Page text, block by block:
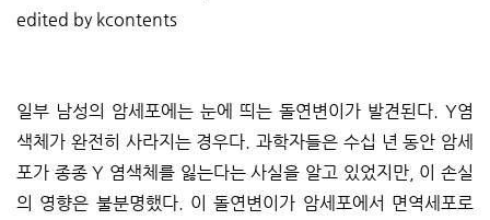
edited by kcontents
일부 남성의 암세포에는 눈에 띄는 돌연변이가 발견된다. Y염
색체가 완전히 사라지는 경우다. 과학자들은 수십 년 동안 암세
포가 종종 Y 염색체를 잃는다는 사실을 알고 있었지만, 이 손실
의 영향은 불분명했다. 이 돌연변이가 암세포에서 면역세포로